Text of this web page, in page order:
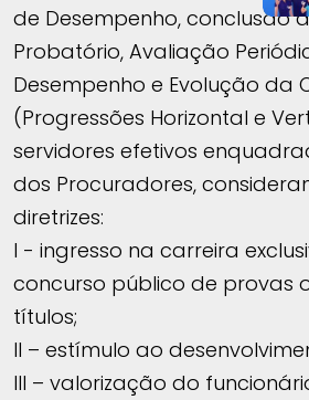
de Desempenho, conclusão
Probatório, Avaliação
Desempenho e Evolução da
(Progressões Horizontal e
servidores efetivos
dos Procuradores,
diretrizes:
I - ingresso na carreira
concurso público de provas
títulos;
II – estímulo ao
III – valorização do